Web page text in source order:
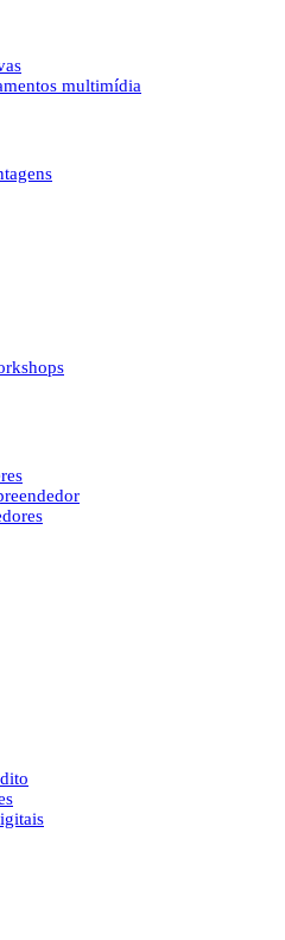
multimídia